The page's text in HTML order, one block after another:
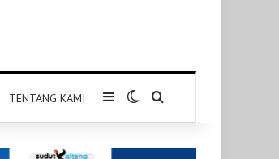
TENTANG KAMI SidebarSwitch skin
Pencarian untuk